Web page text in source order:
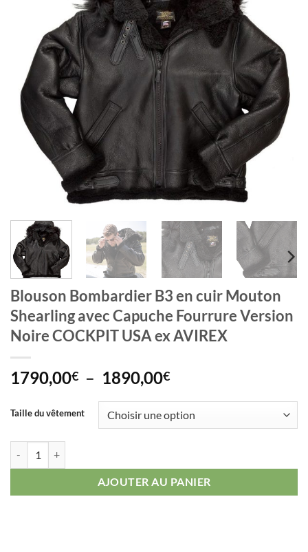
Blouson Bombardier B3 en cuir Mouton
Shearling avec Capuche Fourrure Version
Noire COCKPIT USA ex AVIREX
1790,00€ – 1890,00€Plage
prix :
1790,00€
Taille du vêtement
AJOUTER AU PANIER